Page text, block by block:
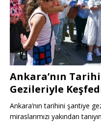
Ankara’nın
Gezileriyle
Ankara’nın tarihini şantiye
miraslarımızı yakından